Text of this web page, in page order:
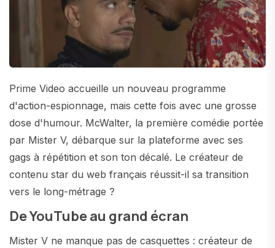
Prime Video accueille un nouveau programme
d'action-espionnage, mais cette fois avec une grosse
dose d'humour. McWalter, la première comédie portée
par Mister V, débarque sur la plateforme avec ses
gags à répétition et son ton décalé. Le créateur de
contenu star du web français réussit-il sa transition
vers le long-métrage ?
De YouTube au grand écran
Mister V ne manque pas de casquettes : créateur de